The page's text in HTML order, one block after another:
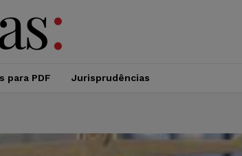
para PDF Jurisprudências